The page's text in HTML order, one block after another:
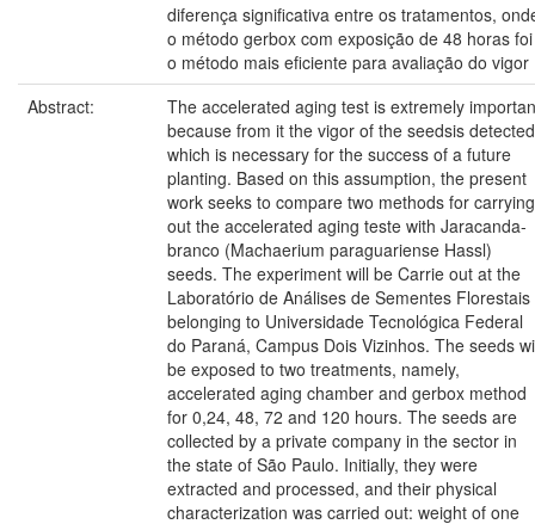
diferença significativa entre os tratamentos,
o método gerbox com exposição de 48 horas foi
o método mais eficiente para avaliação do vigor
Abstract:
The accelerated aging test is extremely
because from it the vigor of the seedsis
which is necessary for the success of a future
planting. Based on this assumption, the present
work seeks to compare two methods for carrying
out the accelerated aging teste with Jaracanda-
branco (Machaerium paraguariense Hassl)
seeds. The experiment will be Carrie out at the
Laboratório de Análises de Sementes Florestais
belonging to Universidade Tecnológica Federal
do Paraná, Campus Dois Vizinhos. The seeds
be exposed to two treatments, namely,
accelerated aging chamber and gerbox method
for 0,24, 48, 72 and 120 hours. The seeds are
collected by a private company in the sector in
the state of São Paulo. Initially, they were
extracted and processed, and their physical
characterization was carried out: weight of one